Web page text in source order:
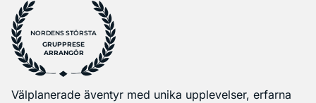
NORDENS STÖRSTA
GRUPPRESE
ARRANGÖR
Välplanerade äventyr med unika upplevelser, erfarna